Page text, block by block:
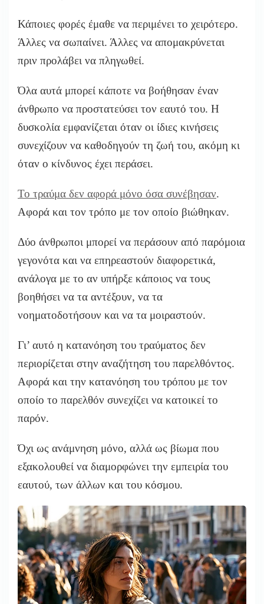
Κάποιες φορές έμαθε να περιμένει το χειρότερο.
Άλλες να σωπαίνει. Άλλες να απομακρύνεται
πριν προλάβει να πληγωθεί.
Όλα αυτά μπορεί κάποτε να βοήθησαν έναν
άνθρωπο να προστατεύσει τον εαυτό του. Η
δυσκολία εμφανίζεται όταν οι ίδιες κινήσεις
συνεχίζουν να καθοδηγούν τη ζωή του, ακόμη κι
όταν ο κίνδυνος έχει περάσει.
Το τραύμα δεν αφορά μόνο όσα συνέβησαν.
Αφορά και τον τρόπο με τον οποίο βιώθηκαν.
Δύο άνθρωποι μπορεί να περάσουν από παρόμοια
γεγονότα και να επηρεαστούν διαφορετικά,
ανάλογα με το αν υπήρξε κάποιος να τους
βοηθήσει να τα αντέξουν, να τα
νοηματοδοτήσουν και να τα μοιραστούν.
Γι’ αυτό η κατανόηση του τραύματος δεν
περιορίζεται στην αναζήτηση του παρελθόντος.
Αφορά και την κατανόηση του τρόπου με τον
οποίο το παρελθόν συνεχίζει να κατοικεί το
παρόν.
Όχι ως ανάμνηση μόνο, αλλά ως βίωμα που
εξακολουθεί να διαμορφώνει την εμπειρία του
εαυτού, των άλλων και του κόσμου.